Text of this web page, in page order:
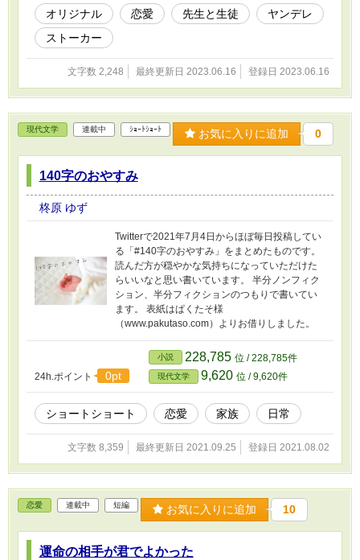
オリジナル 恋愛 先生と生徒
ヤンデレ
ストーカー
文字数 2,248 最終更新日 2023.06.16 登録日 2023.06.16
現代文学 連載中 ｼｮｰﾄｼｮｰﾄ お気に入りに追加 0
140字のおやすみ
柊原 ゆず
Twitterで2021年7月4日からほぼ毎日投稿してい
る「#140字のおやすみ」をまとめたものです。
読んだ方が穏やかな気持ちになっていただけた
らいいなと思い書いています。 半分ノンフィク
ション、半分フィクションのつもりで書いてい
ます。 表紙はぱくたそ様
（www.pakutaso.com）よりお借りしました。
24h.ポイント 0pt
小説 228,785 位 / 228,785件
現代文学 9,620 位 / 9,620件
ショートショート 恋愛 家族 日常
文字数 8,359 最終更新日 2021.09.25 登録日 2021.08.02
恋愛 連載中 短編 お気に入りに追加 10
運命の相手が君でよかった